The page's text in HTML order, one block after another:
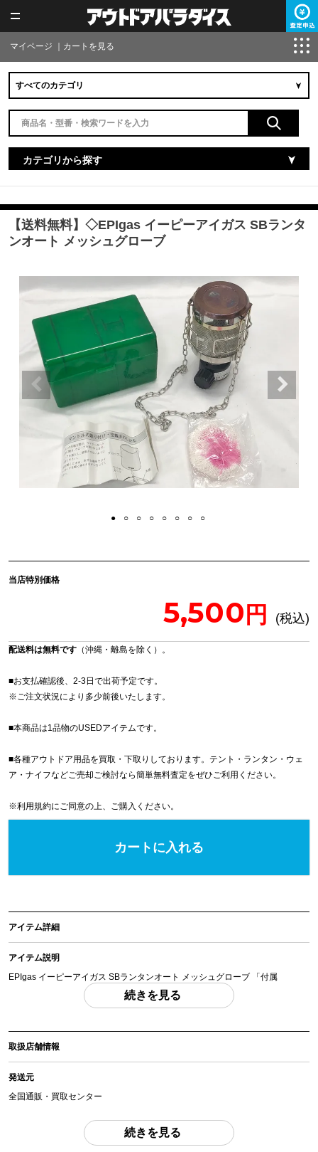
マイページ カートを見る
カテゴリから探す
【送料無料】◇EPIgas イーピーアイガス SBランタ
ンオート メッシュグローブ
当店特別価格
5,500
配送料は無料です （沖縄・離島を除く）。
■お支払確認後、2-3日で出荷予定です。
※ご注文状況により多少前後いたします。
■本商品は1品物のUSEDアイテムです。
■各種アウトドア用品を買取・下取りしております。テント・ランタン・ウェ
ア・ナイフなどご売却ご検討なら簡単無料査定をぜひご利用ください。
※利用規約にご同意の上、ご購入ください。
カートに入れる
アイテム詳細
アイテム説明
EPIgas イーピーアイガス SBランタンオート メッシュグローブ 「付属
品」・・・ 写真のものがすべてになります。
(撮影、運搬備品は除く)
アイテム状態
中古：C（使用感あり/キズ、ヨゴレあり）
動作確認済みです。
マントル１点おまけでお付けいたします。こちらはおまけですので保証対象外
とさせて頂きます。
続きを見る
取扱店舗情報
発送元
全国通販・買取センター
東京都江戸川区中葛西6-10-15 2F
続きを見る